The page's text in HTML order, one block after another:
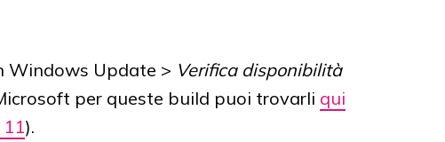
Windows Update > Verifica disponibilità
per queste build puoi trovarli qui
).